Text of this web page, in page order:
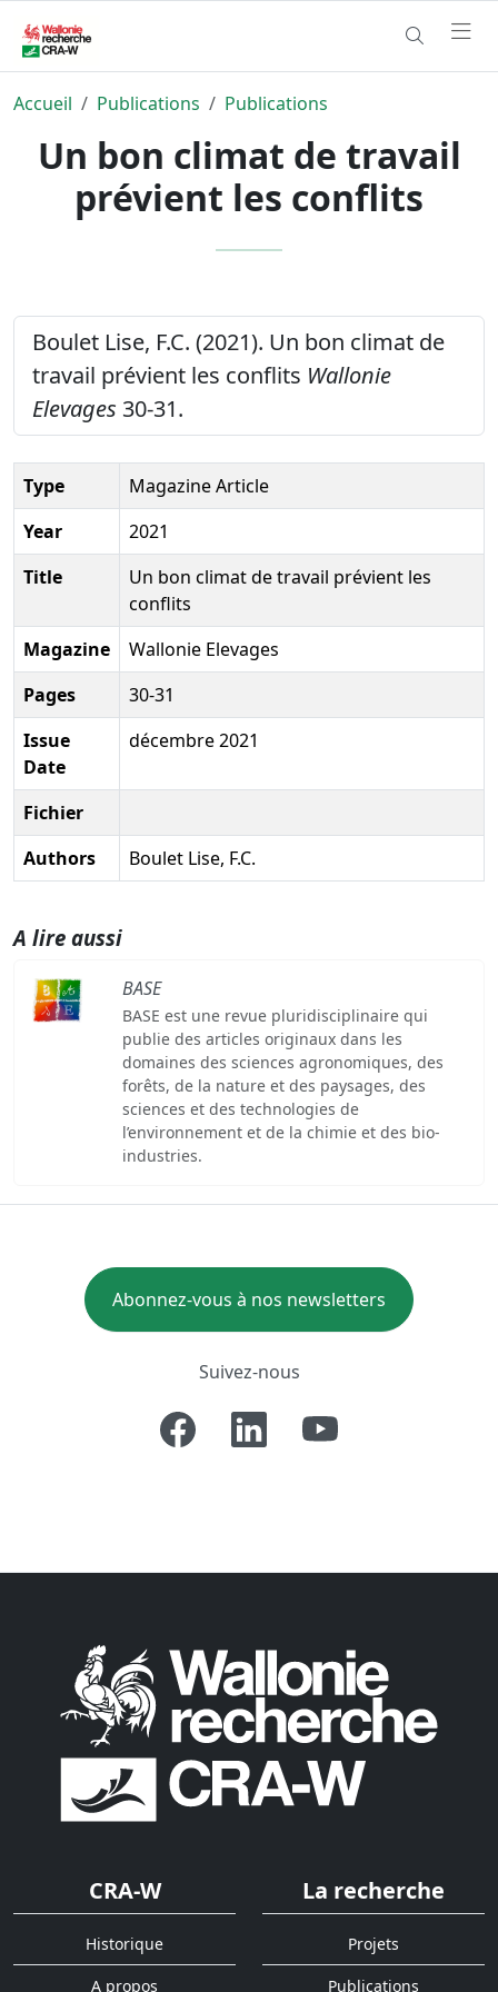
Accueil Publications Publications
Un bon climat de travail
prévient les conflits
Boulet Lise, F.C. (2021). Un bon climat de
travail prévient les conflits Wallonie
Elevages 30-31.
Type
Magazine Article
Year
2021
Title
Un bon climat de travail prévient les
conflits
Magazine
Wallonie Elevages
Pages
30-31
Issue
Date
décembre 2021
Fichier
Authors
Boulet Lise, F.C.
A lire aussi
BASE
BASE est une revue pluridisciplinaire qui
publie des articles originaux dans les
domaines des sciences agronomiques, des
forêts, de la nature et des paysages, des
sciences et des technologies de
l’environnement et de la chimie et des bio-
industries.
Abonnez-vous à nos newsletters
Suivez-nous
CRA-W
Historique
A propos
La recherche
Projets
Publications